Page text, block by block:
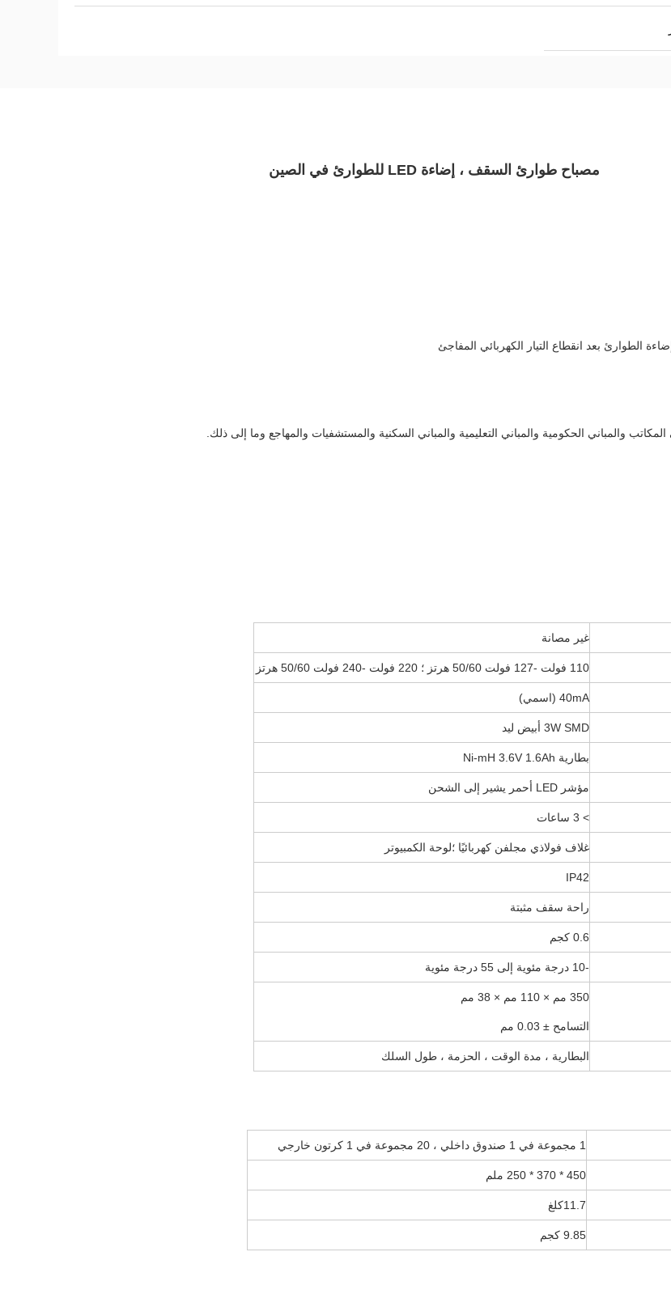
مصباح طوارئ السقف ، إضاءة LED للطوارئ في الصين
المكاتب والمباني الحكومية والمباني التعليمية والمباني السكنية والمستشفيات والمهاجع وما إلى ذلك.
غير مصانة
110 فولت -127 فولت 50/60 هرتز ؛ 220 فولت -240 فولت 50/60 هرتز
40mA (اسمي)
3W SMD أبيض ليد
بطارية Ni-mH 3.6V 1.6Ah
مؤشر LED أحمر يشير إلى الشحن
> 3 ساعات
غلاف فولاذي مجلفن كهربائيًا ؛لوحة الكمبيوتر
IP42
راحة سقف مثبتة
0.6 كجم
-10 درجة مئوية إلى 55 درجة مئوية
350 مم × 110 مم × 38 مم
التسامح ± 0.03 مم
البطارية ، مدة الوقت ، الحزمة ، طول السلك
1 مجموعة في 1 صندوق داخلي ، 20 مجموعة في 1 كرتون خارجي
450 * 370 * 250 ملم
11.7كلغ
9.85 كجم